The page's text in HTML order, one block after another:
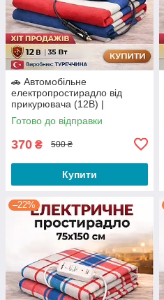
🚗 Автомобільне
електропростирадло від
прикурювача (12В) |
Електрогрілка 50×150 см (35
Вт)
Готово до відправки
370 ₴ 500 ₴
Купити
–22%